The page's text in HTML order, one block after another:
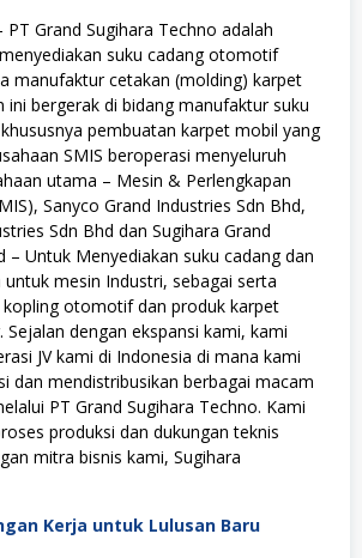
Grand Sugihara Techno adalah
suku cadang otomotif
manufaktur cetakan (molding) karpet
ini bergerak di bidang manufaktur suku
pembuatan karpet mobil yang
SMIS beroperasi menyeluruh
utama – Mesin & Perlengkapan
Sanyco Grand Industries Sdn Bhd,
Sdn Bhd dan Sugihara Grand
– Untuk Menyediakan suku cadang dan
untuk mesin Industri, sebagai serta
otomotif dan produk karpet
dengan ekspansi kami, kami
JV kami di Indonesia di mana kami
dan mendistribusikan berbagai macam
PT Grand Sugihara Techno. Kami
produksi dan dukungan teknis
mitra bisnis kami, Sugihara
Kerja untuk Lulusan Baru